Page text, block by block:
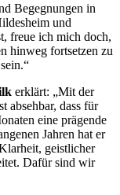
Begegnungen in
und
freue ich mich doch,
hinweg fortsetzen zu
erklärt: „Mit der
absehbar, dass für
eine prägende
Jahren hat er
geistlicher
Dafür sind wir